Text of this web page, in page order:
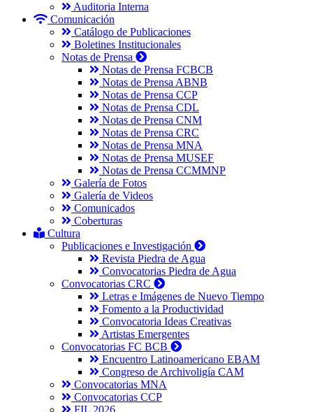
Auditoria Interna
Comunicación
Catálogo de Publicaciones
Boletines Institucionales
Notas de Prensa
Notas de Prensa FCBCB
Notas de Prensa ABNB
Notas de Prensa CCP
Notas de Prensa CDL
Notas de Prensa CNM
Notas de Prensa CRC
Notas de Prensa MNA
Notas de Prensa MUSEF
Notas de Prensa CCMMNP
Galería de Fotos
Galería de Videos
Comunicados
Coberturas
Cultura
Publicaciones e Investigación
Revista Piedra de Agua
Convocatorias Piedra de Agua
Convocatorias CRC
Letras e Imágenes de Nuevo Tiempo
Fomento a la Productividad
Convocatoria Ideas Creativas
Artistas Emergentes
Convocatorias FC BCB
Encuentro Latinoamericano EBAM
Congreso de Archivoligía CAM
Convocatorias MNA
Convocatorias CCP
FIL 2026